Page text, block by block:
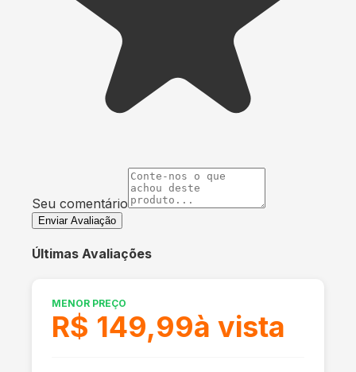
Seu comentário
Enviar Avaliação
Últimas Avaliações
MENOR PREÇO
R$ 149,99à vista